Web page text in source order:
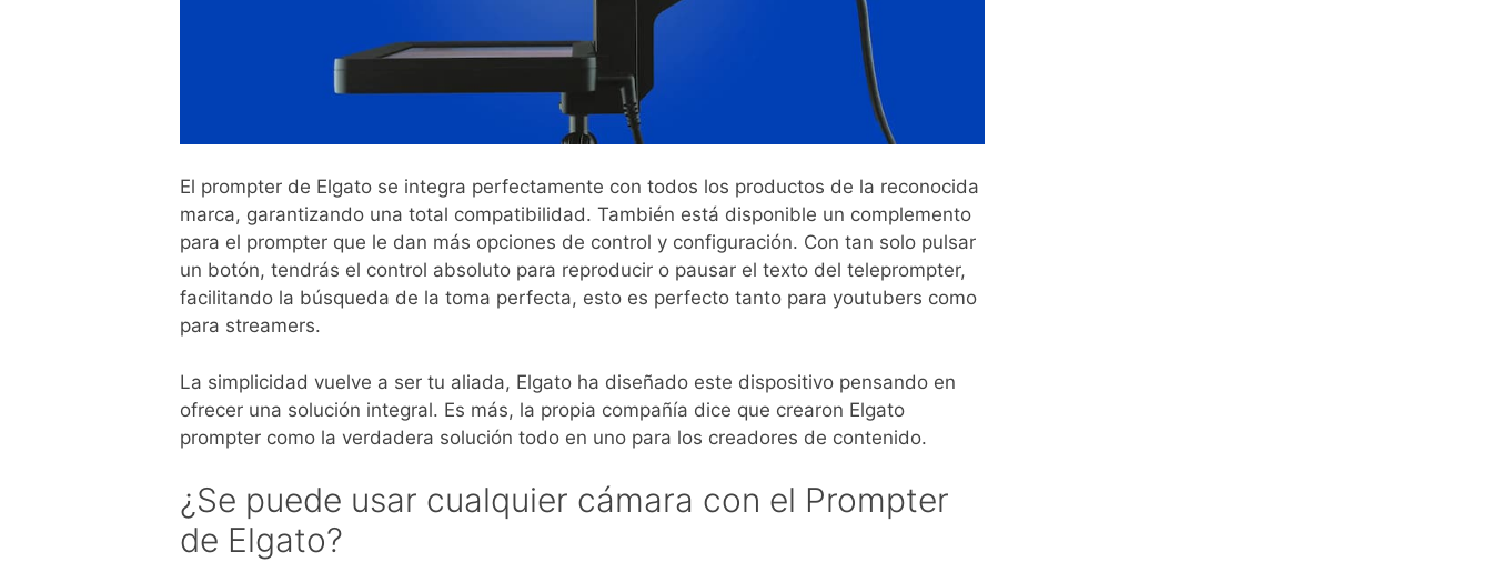
El prompter de Elgato se integra perfectamente con todos los productos de la reconocida
marca, garantizando una total compatibilidad. También está disponible un complemento
para el prompter que le dan más opciones de control y configuración. Con tan solo pulsar
un botón, tendrás el control absoluto para reproducir o pausar el texto del teleprompter,
facilitando la búsqueda de la toma perfecta, esto es perfecto tanto para youtubers como
para streamers.
La simplicidad vuelve a ser tu aliada, Elgato ha diseñado este dispositivo pensando en
ofrecer una solución integral. Es más, la propia compañía dice que crearon Elgato
prompter como la verdadera solución todo en uno para los creadores de contenido.
¿Se puede usar cualquier cámara con el Prompter
de Elgato?